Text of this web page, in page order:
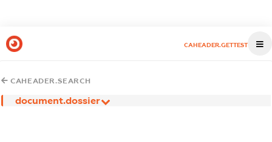
CAHEADER.GETTEST
CAHEADER.SEARCH
document.dossier